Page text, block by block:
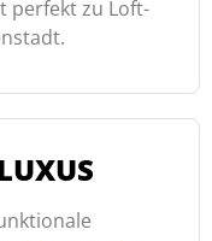
perfekt zu Loft-